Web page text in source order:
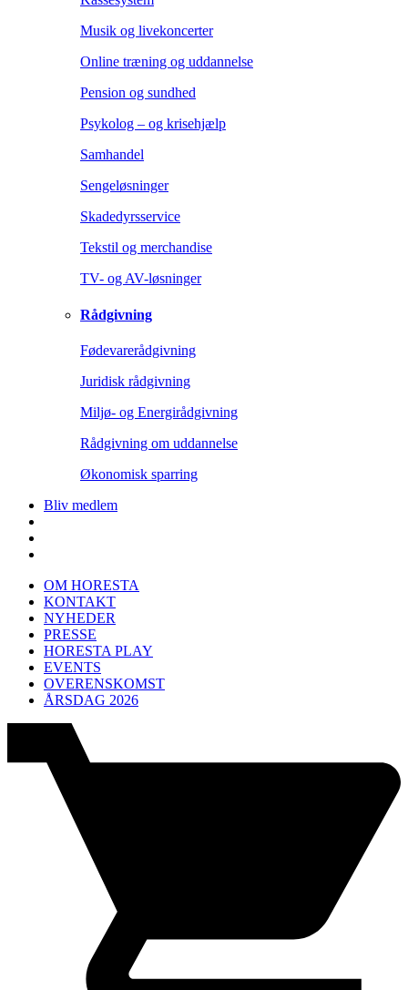
Musik og livekoncerter
Online træning og uddannelse
Pension og sundhed
Psykolog – og krisehjælp
Samhandel
Sengeløsninger
Skadedyrsservice
Tekstil og merchandise
TV- og AV-løsninger
Rådgivning
Fødevarerådgivning
Juridisk rådgivning
Miljø- og Energirådgivning
Rådgivning om uddannelse
Økonomisk sparring
Bliv medlem
OM HORESTA
KONTAKT
NYHEDER
PRESSE
HORESTA PLAY
EVENTS
OVERENSKOMST
ÅRSDAG 2026